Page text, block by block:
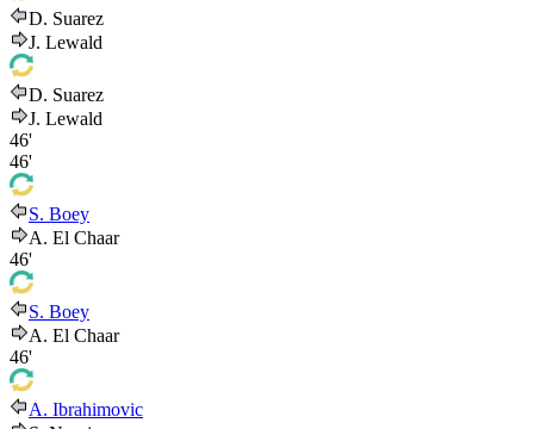
D. Suarez
J. Lewald
D. Suarez
J. Lewald
46'
46'
S. Boey
A. El Chaar
46'
S. Boey
A. El Chaar
46'
A. Ibrahimovic